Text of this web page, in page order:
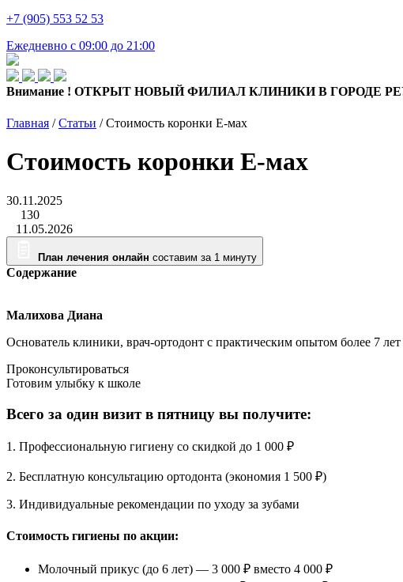
+7 (905) 553 52 53
Ежедневно с 09:00 до 21:00
Внимание ! ОТКРЫТ НОВЫЙ ФИЛИАЛ КЛИНИКИ В ГОРОДЕ
Главная /Статьи /Стоимость коронки Е-мах
Стоимость коронки Е-мах
30.11.2025
130
11.05.2026
План лечения онлайн составим за 1 минуту
Содержание
Малихова Диана
Основатель клиники, врач-ортодонт с практическим опытом более 7 лет
Проконсультироваться
Готовим улыбку к школе
Всего за один визит в пятницу вы получите:
1. Профессиональную гигиену со скидкой до 1 000 ₽
2. Бесплатную консультацию ортодонта (экономия 1 500 ₽)
3. Индивидуальные рекомендации по уходу за зубами
Стоимость гигиены по акции:
Молочный прикус (до 6 лет) — 3 000 ₽ вместо 4 000 ₽